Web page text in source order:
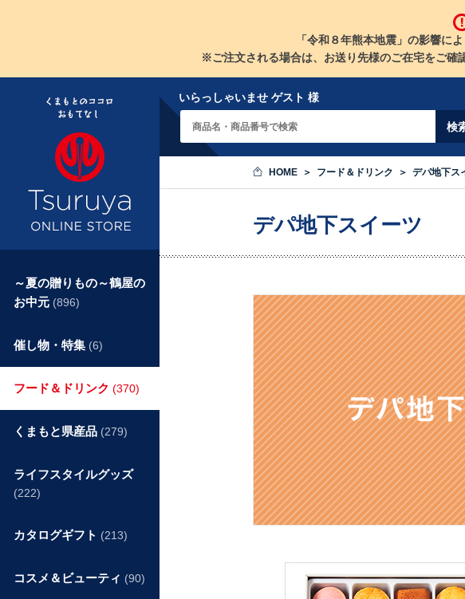
「令和８年熊本地震」の影響に
※ご注文される場合は、お送り先様のご在宅をご
いらっしゃいませ ゲスト 様
HOME フード＆ドリンク デパ地下ス
デパ地下スイーツ
～夏の贈りもの～鶴屋の
お中元 (896)
催し物・特集 (6)
フード＆ドリンク (370)
くまもと県産品 (279)
ライフスタイルグッズ
(222)
カタログギフト (213)
コスメ＆ビューティ (90)